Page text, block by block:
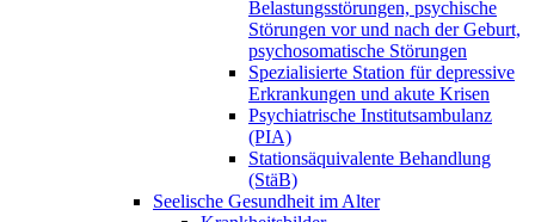
Belastungsstörungen, psychische
Störungen vor und nach der Geburt,
psychosomatische Störungen
Spezialisierte Station für depressive
Erkrankungen und akute Krisen
Psychiatrische Institutsambulanz
(PIA)
Stationsäquivalente Behandlung
(StäB)
Seelische Gesundheit im Alter